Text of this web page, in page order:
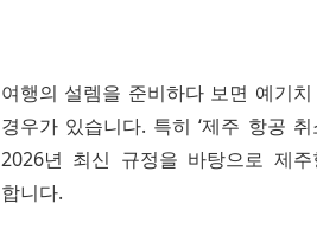
여행의 설렘을 준비하다 보면 예기
경우가 있습니다. 특히 ‘제주 항공
2026년 최신 규정을 바탕으로 제
합니다.